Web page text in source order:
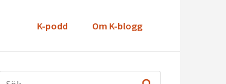
K-podd Om K-blogg